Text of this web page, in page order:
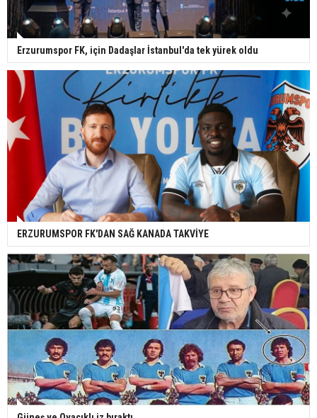
Erzurumspor FK, için Dadaşlar İstanbul'da tek yürek oldu
ERZURUMSPOR FK'DAN SAĞ KANADA TAKVİYE